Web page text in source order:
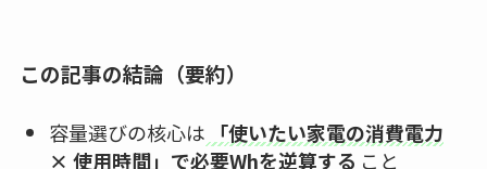
この記事の結論（要約）
容量選びの核心は 「使いたい家電の消費電力
× 使用時間」で必要Whを逆算する こと